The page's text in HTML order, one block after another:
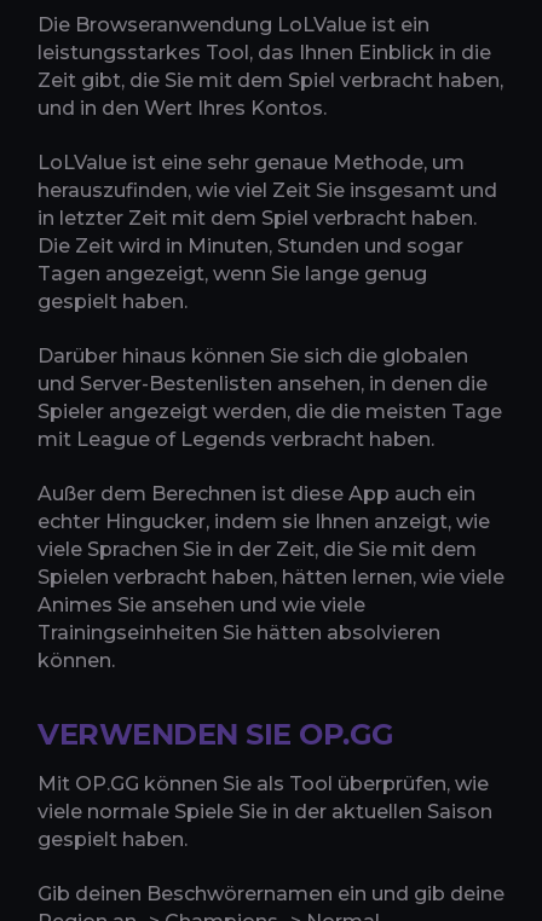
Die Browseranwendung LoLValue ist ein
leistungsstarkes Tool, das Ihnen Einblick in die
Zeit gibt, die Sie mit dem Spiel verbracht haben,
und in den Wert Ihres Kontos.
LoLValue ist eine sehr genaue Methode, um
herauszufinden, wie viel Zeit Sie insgesamt und
in letzter Zeit mit dem Spiel verbracht haben.
Die Zeit wird in Minuten, Stunden und sogar
Tagen angezeigt, wenn Sie lange genug
gespielt haben.
Darüber hinaus können Sie sich die globalen
und Server-Bestenlisten ansehen, in denen die
Spieler angezeigt werden, die die meisten Tage
mit League of Legends verbracht haben.
Außer dem Berechnen ist diese App auch ein
echter Hingucker, indem sie Ihnen anzeigt, wie
viele Sprachen Sie in der Zeit, die Sie mit dem
Spielen verbracht haben, hätten lernen, wie viele
Animes Sie ansehen und wie viele
Trainingseinheiten Sie hätten absolvieren
können.
VERWENDEN SIE OP.GG
Mit OP.GG können Sie als Tool überprüfen, wie
viele normale Spiele Sie in der aktuellen Saison
gespielt haben.
Gib deinen Beschwörernamen ein und gib deine